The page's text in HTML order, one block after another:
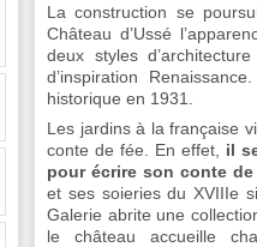
La construction se
Château d’Ussé
deux styles
d’inspiration
historique en 1931.
Les jardins à la française
conte de fée. En effet,
il
pour écrire son conte
et ses soieries du XVIIIe
Galerie abrite une
le château accueille